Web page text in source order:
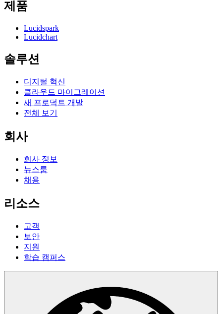
제품
Lucidspark
Lucidchart
솔루션
디지털 혁신
클라우드 마이그레이션
새 프로덕트 개발
전체 보기
회사
회사 정보
뉴스룸
채용
리소스
고객
보안
지원
학습 캠퍼스